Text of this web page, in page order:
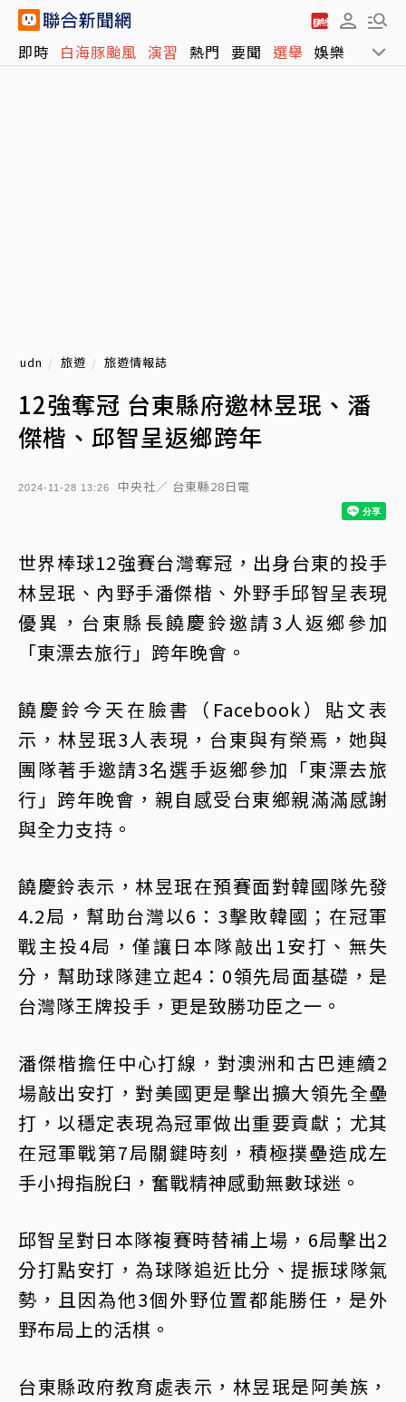
即時 白海豚颱風 演習 熱門 要聞 選舉 娛樂 運動
udn 旅遊 旅遊情報誌
12強奪冠 台東縣府邀林昱珉、潘
傑楷、邱智呈返鄉跨年
2024-11-28 13:26 中央社／ 台東縣28日電
世界棒球12強賽台灣奪冠，出身台東的投手
林昱珉、內野手潘傑楷、外野手邱智呈表現
優異，台東縣長饒慶鈴邀請3人返鄉參加
「東漂去旅行」跨年晚會。
饒慶鈴今天在臉書（Facebook）貼文表
示，林昱珉3人表現，台東與有榮焉，她與
團隊著手邀請3名選手返鄉參加「東漂去旅
行」跨年晚會，親自感受台東鄉親滿滿感謝
與全力支持。
饒慶鈴表示，林昱珉在預賽面對韓國隊先發
4.2局，幫助台灣以6：3擊敗韓國；在冠軍
戰主投4局，僅讓日本隊敲出1安打、無失
分，幫助球隊建立起4：0領先局面基礎，是
台灣隊王牌投手，更是致勝功臣之一。
潘傑楷擔任中心打線，對澳洲和古巴連續2
場敲出安打，對美國更是擊出擴大領先全壘
打，以穩定表現為冠軍做出重要貢獻；尤其
在冠軍戰第7局關鍵時刻，積極撲壘造成左
手小拇指脫臼，奮戰精神感動無數球迷。
邱智呈對日本隊複賽時替補上場，6局擊出2
分打點安打，為球隊追近比分、提振球隊氣
勢，且因為他3個外野位置都能勝任，是外
野布局上的活棋。
台東縣政府教育處表示，林昱珉是阿美族，